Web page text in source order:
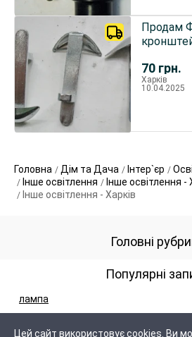
70 грн.
Продам
Харків
10.04.2025
Головна Дім та Дача Інтер`єр
Інше освітлення
Інше освітлення
Інше освітлення - Харків
Головні
Популярні
лампа
Цей сайт використовує cookies. Ви